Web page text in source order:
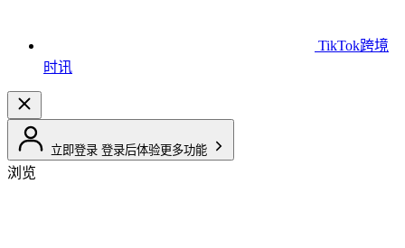
TikTok跨境
时讯
立即登录 登录后体验更多功能
浏览